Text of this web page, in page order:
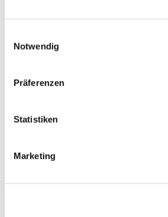
Notwendig
Präferenzen
Statistiken
Marketing